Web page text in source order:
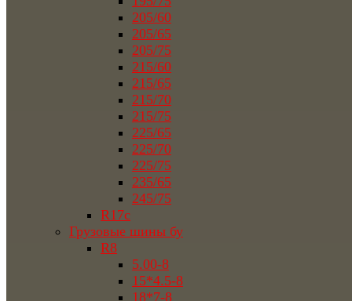
205/60
205/65
205/75
215/60
215/65
215/70
215/75
225/65
225/70
225/75
235/65
245/75
R17c
Грузовые шины бу
R8
5.00-8
15*4.5-8
18*7-8